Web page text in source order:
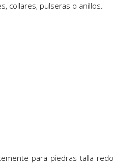
collares, pulseras o anillos.
para piedras talla